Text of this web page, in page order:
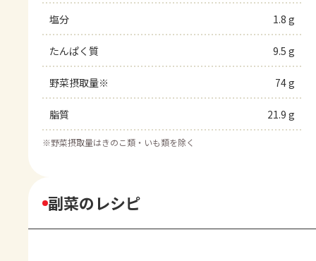
塩分 1.8 g
たんぱく質 9.5 g
野菜摂取量※ 74 g
脂質 21.9 g
※野菜摂取量はきのこ類・いも類を除く
副菜のレシピ